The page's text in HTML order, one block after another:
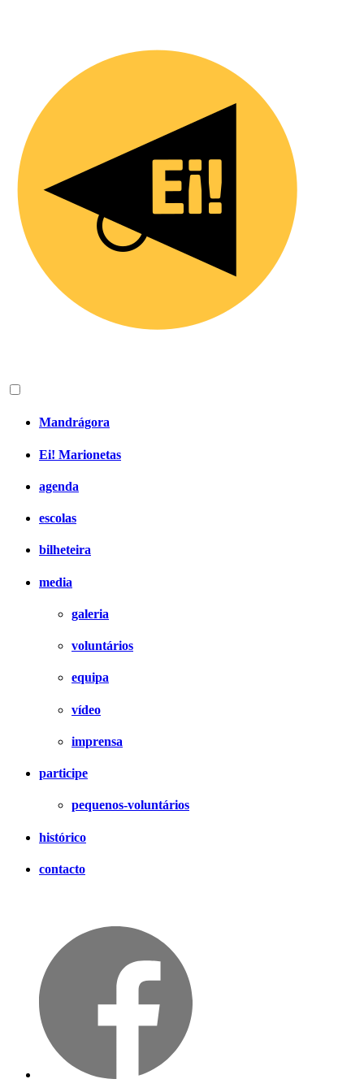
Mandrágora
Ei! Marionetas
agenda
escolas
bilheteira
media
galeria
voluntários
equipa
vídeo
imprensa
participe
pequenos-voluntários
histórico
contacto